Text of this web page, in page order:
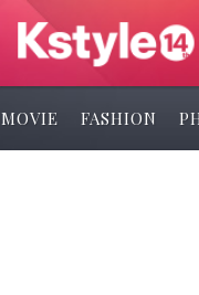
MOVIE FASHION